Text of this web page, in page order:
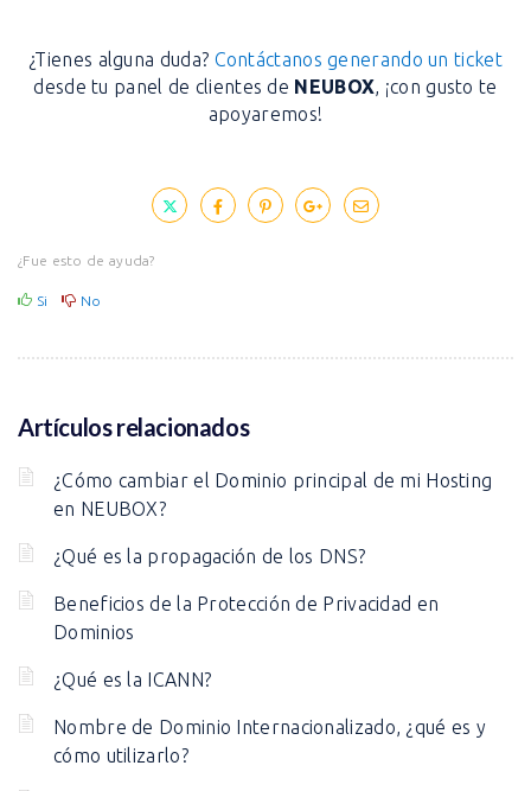
¿Tienes alguna duda? Contáctanos generando un ticket
desde tu panel de clientes de NEUBOX, ¡con gusto te
apoyaremos!
¿Fue esto de ayuda?
Si No
Artículos relacionados
¿Cómo cambiar el Dominio principal de mi Hosting
en NEUBOX?
¿Qué es la propagación de los DNS?
Beneficios de la Protección de Privacidad en
Dominios
¿Qué es la ICANN?
Nombre de Dominio Internacionalizado, ¿qué es y
cómo utilizarlo?